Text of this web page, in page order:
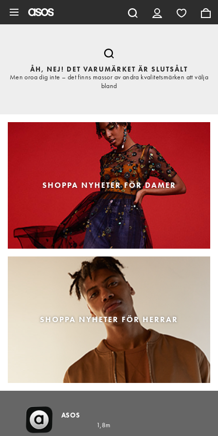
ÅH, NEJ! DET VARUMÄRKET ÄR SLUTSÅLT
Men oroa dig inte – det finns massor av andra kvalitetsmärken att välja
bland
SHOPPA NYHETER FÖR DAMER
SHOPPA NYHETER FÖR HERRAR
ASOS
1,8m